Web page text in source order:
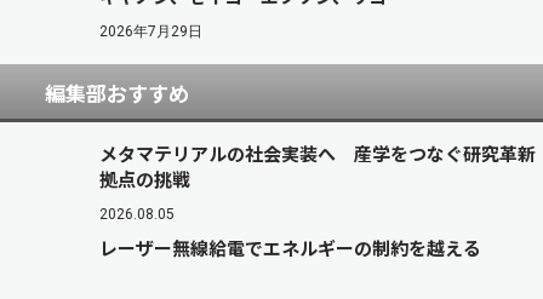
2026年7月29日
編集部おすすめ
メタマテリアルの社会実装へ 産学をつなぐ研究革新
拠点の挑戦
2026.08.05
レーザー無線給電でエネルギーの制約を越える